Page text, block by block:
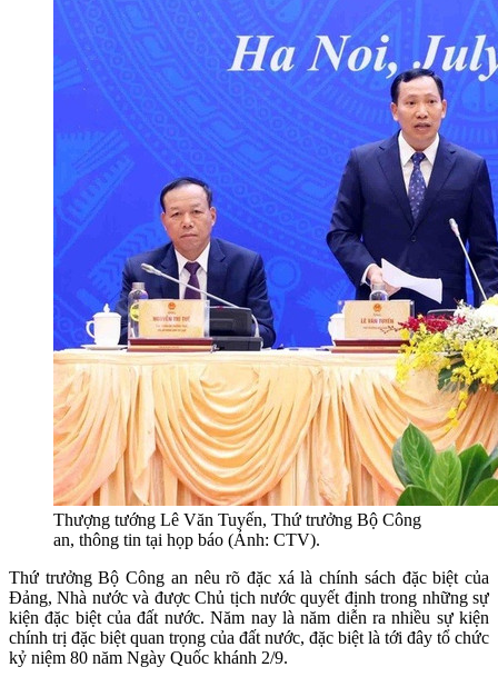
Thượng tướng Lê Văn Tuyến, Thứ trưởng Bộ Công
an, thông tin tại họp báo (Ảnh: CTV).
Thứ trưởng Bộ Công an nêu rõ đặc xá là chính sách đặc biệt của
Đảng, Nhà nước và được Chủ tịch nước quyết định trong những sự
kiện đặc biệt của đất nước. Năm nay là năm diễn ra nhiều sự kiện
chính trị đặc biệt quan trọng của đất nước, đặc biệt là tới đây tổ chức
kỷ niệm 80 năm Ngày Quốc khánh 2/9.